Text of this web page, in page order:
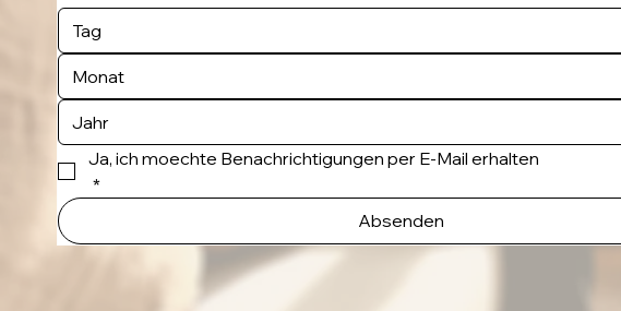
Monat
Ja, ich moechte Benachrichtigungen per E-Mail erhalten
*
Absenden